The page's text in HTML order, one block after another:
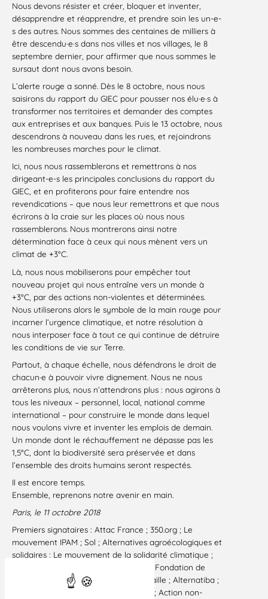
Nous devons résister et créer, bloquer et inventer,
désapprendre et réapprendre, et prendre soin les un-e-
s des autres. Nous sommes des centaines de milliers à
être descendu·e·s dans nos villes et nos villages, le 8
septembre dernier, pour affirmer que nous sommes le
sursaut dont nous avons besoin.
L’alerte rouge a sonné. Dès le 8 octobre, nous nous
saisirons du rapport du GIEC pour pousser nos élu·e·s à
transformer nos territoires et demander des comptes
aux entreprises et aux banques. Puis le 13 octobre, nous
descendrons à nouveau dans les rues, et rejoindrons
les nombreuses marches pour le climat.
Ici, nous nous rassemblerons et remettrons à nos
dirigeant-e-s les principales conclusions du rapport du
GIEC, et en profiterons pour faire entendre nos
revendications – que nous leur remettrons et que nous
écrirons à la craie sur les places où nous nous
rassemblerons. Nous montrerons ainsi notre
détermination face à ceux qui nous mènent vers un
climat de +3°C.
Là, nous nous mobiliserons pour empêcher tout
nouveau projet qui nous entraîne vers un monde à
+3°C, par des actions non-violentes et déterminées.
Nous utiliserons alors le symbole de la main rouge pour
incarner l’urgence climatique, et notre résolution à
nous interposer face à tout ce qui continue de détruire
les conditions de vie sur Terre.
Partout, à chaque échelle, nous défendrons le droit de
chacun·e à pouvoir vivre dignement. Nous ne nous
arrêterons plus, nous n’attendrons plus : nous agirons à
tous les niveaux – personnel, local, national comme
international – pour construire le monde dans lequel
nous voulons vivre et inventer les emplois de demain.
Un monde dont le réchauffement ne dépasse pas les
1,5°C, dont la biodiversité sera préservée et dans
l’ensemble des droits humains seront respectés.
Il est encore temps.
Ensemble, reprenons notre avenir en main.
Paris, le 11 octobre 2018
Premiers signataires : Attac France ; 350.org ; Le
mouvement IPAM ; Sol ; Alternatives agroécologiques et
solidaires ; Le mouvement de la solidarité climatique ;
Crid ; REFEDD ; Sciences citoyennes ; Fondation de
l’écologie politique ; Actes en Cornouaille ; Alternatiba ;
ActionAid France – Peuples solidaires ; Action non-